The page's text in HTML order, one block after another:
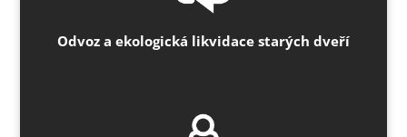
Odvoz a ekologická likvidace starých dveří